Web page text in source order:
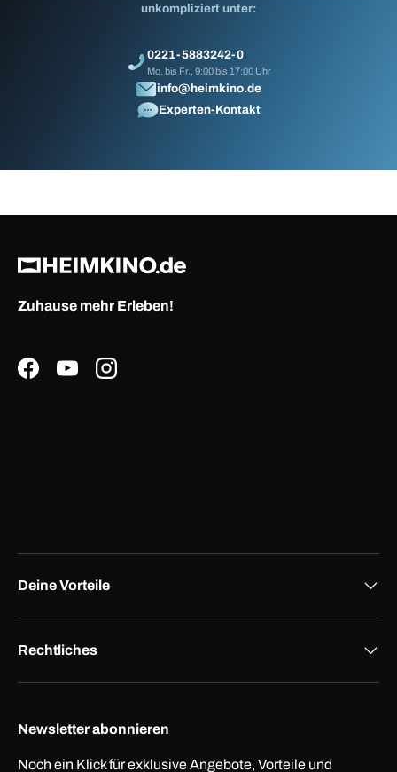
unkompliziert unter:
0221-5883242-0
Mo. bis Fr., 9:00 bis 17:00 Uhr
info@heimkino.de
Experten-Kontakt
Zuhause mehr Erleben!
FacebookYouTubeInstagram
Deine Vorteile
Rechtliches
Newsletter abonnieren
Noch ein Klick für exklusive Angebote, Vorteile und